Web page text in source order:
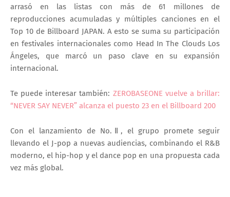
arrasó en las listas con más de 61 millones de
reproducciones acumuladasy múltiples canciones en el
Top 10 de Billboard JAPAN. A esto se suma su participación
en festivales internacionales como Head In The Clouds Los
Ángeles, que marcó un paso clave en su expansión
internacional.
Te puede interesar también: ZEROBASEONE vuelve a brillar:
“NEVER SAY NEVER” alcanza el puesto 23 en el Billboard 200
Con el lanzamiento de No.Ⅱ , el grupo promete seguir
llevando el J-pop a nuevas audiencias, combinando el R&B
moderno, el hip-hop y el dance pop en una propuesta cada
vez más global.